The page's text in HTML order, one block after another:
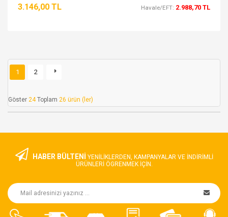
3.146,00 TL Havale/EFT: 2.988,70 TL
1 2
Göster 24Toplam 26 ürün (ler)
HABER BÜLTENİ YENILIKLERDEN, KAMPANYALAR VE INDIRIMLI
ÜRÜNLERI ÖGRENMEK IÇIN.